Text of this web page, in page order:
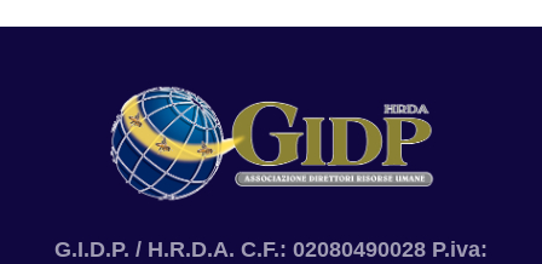
G.I.D.P. / H.R.D.A. C.F.: 02080490028 P.iva: